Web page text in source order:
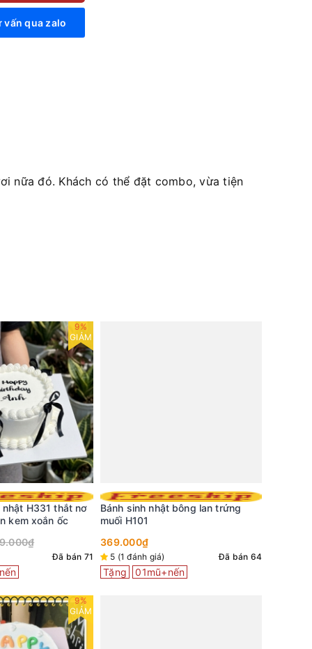
vấn qua zalo
nữa đó. Khách có thể đặt combo, vừa tiện
9%
GIẢM
nhật H331 thắt nơ
kem xoắn ốc
Đã bán 71
9%
GIẢM
Bánh sinh nhật bông lan trứng
muối H101
369.000₫
5 (1 đánh giá) Đã bán 64
Tặng 01mũ+nến